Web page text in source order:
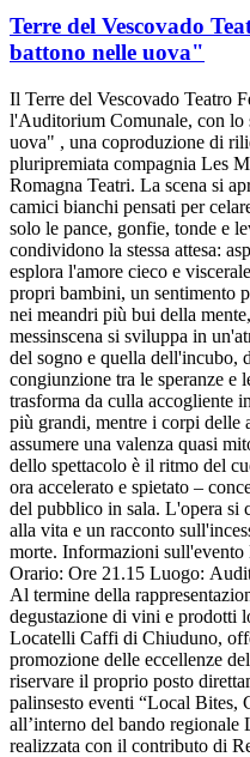
Terre del Vescovado
battono nelle uova"
Il Terre del Vescovado Teatro
l'Auditorium Comunale, con lo
uova" , una coproduzione di
pluripremiata compagnia Les
Romagna Teatri. La scena si
camici bianchi pensati per
solo le pance, gonfie, tonde e
condividono la stessa attesa:
esplora l'amore cieco e
propri bambini, un sentimento
nei meandri più bui della
messinscena si sviluppa in
del sogno e quella dell'incubo,
congiunzione tra le speranze e
trasforma da culla accogliente
più grandi, mentre i corpi delle
assumere una valenza quasi
dello spettacolo è il ritmo del
ora accelerato e spietato –
del pubblico in sala. L'opera si
alla vita e un racconto
morte. Informazioni sull'evento
Orario: Ore 21.15 Luogo:
Al termine della
degustazione di vini e prodotti
Locatelli Caffi di Chiuduno,
promozione delle eccellenze
riservare il proprio posto
palinsesto eventi “Local Bites,
all’interno del bando
realizzata con il contributo di